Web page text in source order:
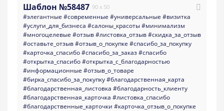
Шаблон №58487 90 x 50
#элегантные #современные #универсальные #визитка
#услуги_для_бизнеса #салоны_красоты#минимализм
#многоцелевые #отзыв#листовка_отзыв#скидка_за_отзыв
#оставьте_отзыв#отзыв_о_покупке #спасибо_за_покупку
#карточка_спасибо#спасибо_за_заказ#спасибо
#открытка_спасибо#открытка_с_благодарностью
#информационные #отзыв_о_товаре
#бирка_спасибо_за_покупку#благодарственная_карта
#благодарственная_листовка #благодарность_клиенту
#благодарственная_карточка #листовка_спасибо
#благодарственные_карточки #карточка_отзыв_о_покупке